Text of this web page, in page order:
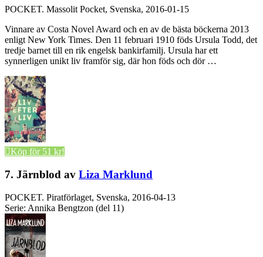
POCKET. Massolit Pocket, Svenska, 2016-01-15
Vinnare av Costa Novel Award och en av de bästa böckerna 2013
enligt New York Times. Den 11 februari 1910 föds Ursula Todd, det
tredje barnet till en rik engelsk bankirfamilj. Ursula har ett
synnerligen unikt liv framför sig, där hon föds och dör …
Köp för 51 kr!
7. Järnblod av Liza Marklund
POCKET. Piratförlaget, Svenska, 2016-04-13
Serie: Annika Bengtzon (del 11)